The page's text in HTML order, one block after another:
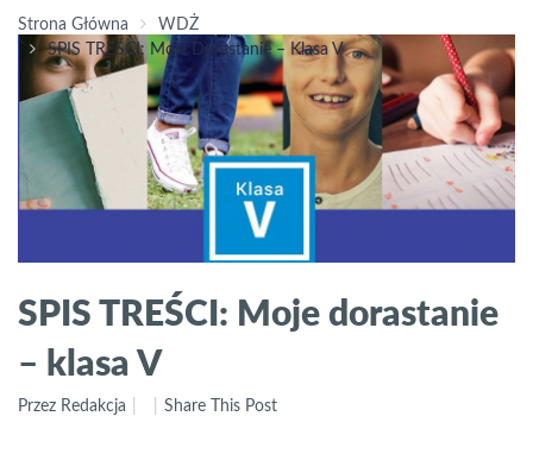
Strona Główna
WDŻ
SPIS TREŚCI: Moje Dorastanie – Klasa V
SPIS TREŚCI: Moje dorastanie
– klasa V
Przez Redakcja Share This Post